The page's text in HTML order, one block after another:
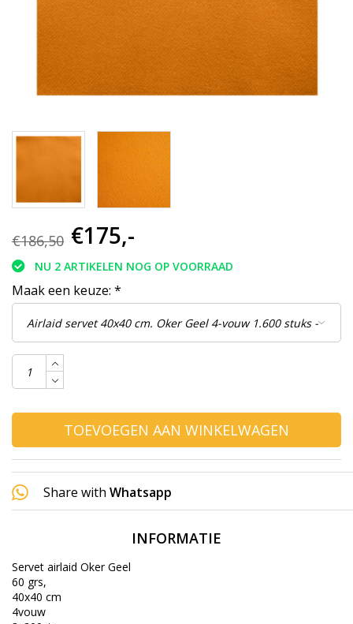
€186,50 €175,-
NU 2 ARTIKELEN NOG OP VOORRAAD
Maak een keuze: *
TOEVOEGEN AAN WINKELWAGEN
Share with Whatsapp
INFORMATIE
Servet airlaid Oker Geel
60 grs,
40x40 cm
4vouw